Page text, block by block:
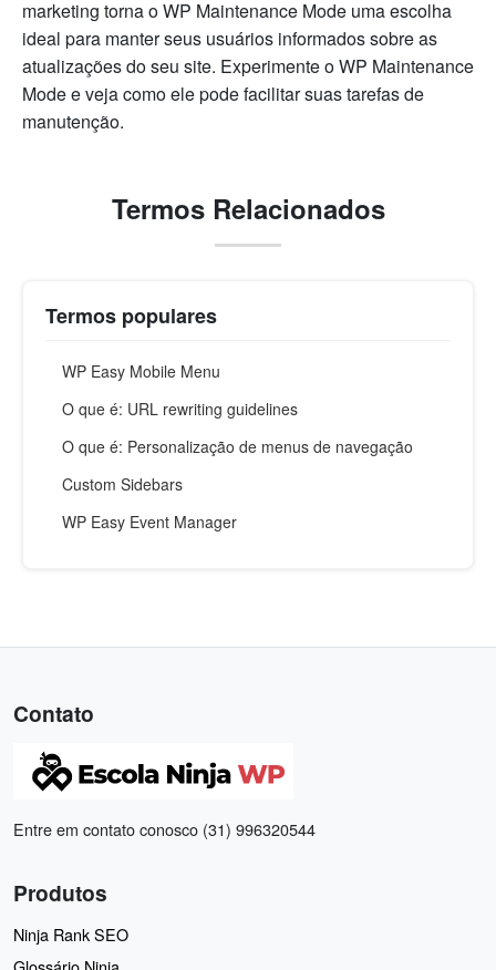
marketing torna o WP Maintenance Mode uma escolha
ideal para manter seus usuários informados sobre as
atualizações do seu site. Experimente o WP Maintenance
Mode e veja como ele pode facilitar suas tarefas de
manutenção.
Termos Relacionados
Termos populares
WP Easy Mobile Menu
O que é: URL rewriting guidelines
O que é: Personalização de menus de navegação
Custom Sidebars
WP Easy Event Manager
Contato
Entre em contato conosco (31) 996320544
Produtos
Ninja Rank SEO